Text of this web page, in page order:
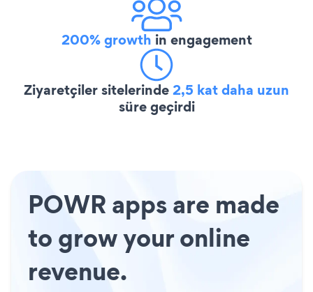
200% growth in engagement
Ziyaretçiler sitelerinde2,5 kat daha uzun
süre geçirdi
POWR apps are made
to grow your online
revenue.